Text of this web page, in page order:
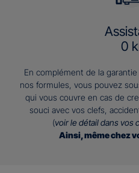
0
En complément de la
nos formules, vous pouvez
qui vous couvre en cas de
souci avec vos clefs,
(voir le détail dans vos
Ainsi, même chez